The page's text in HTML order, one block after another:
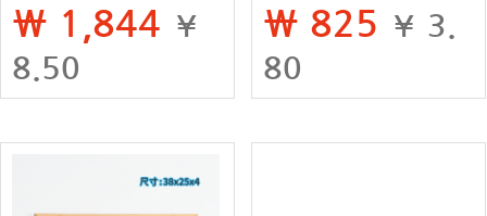
₩ 1,844 ¥
8.50
₩ 825 ¥ 3.
80